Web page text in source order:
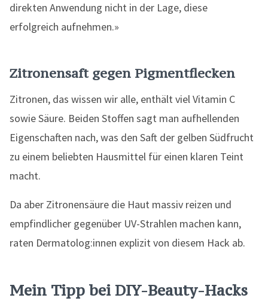
direkten Anwendung nicht in der Lage, diese
erfolgreich aufnehmen.»
Zitronensaft gegen Pigmentflecken
Zitronen, das wissen wir alle, enthält viel Vitamin C
sowie Säure. Beiden Stoffen sagt man aufhellenden
Eigenschaften nach, was den Saft der gelben Südfrucht
zu einem beliebten Hausmittel für einen klaren Teint
macht.
Da aber Zitronensäure die Haut massiv reizen und
empfindlicher gegenüber UV-Strahlen machen kann,
raten Dermatolog:innen explizit von diesem Hack ab.
Mein Tipp bei DIY-Beauty-Hacks